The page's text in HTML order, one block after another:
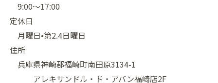
9:00〜17:00
定休日
月曜日•第2.4日曜日
住所
兵庫県神崎郡福崎町南田原3134-1
アレキサンドル・ド・アバン福崎店2F